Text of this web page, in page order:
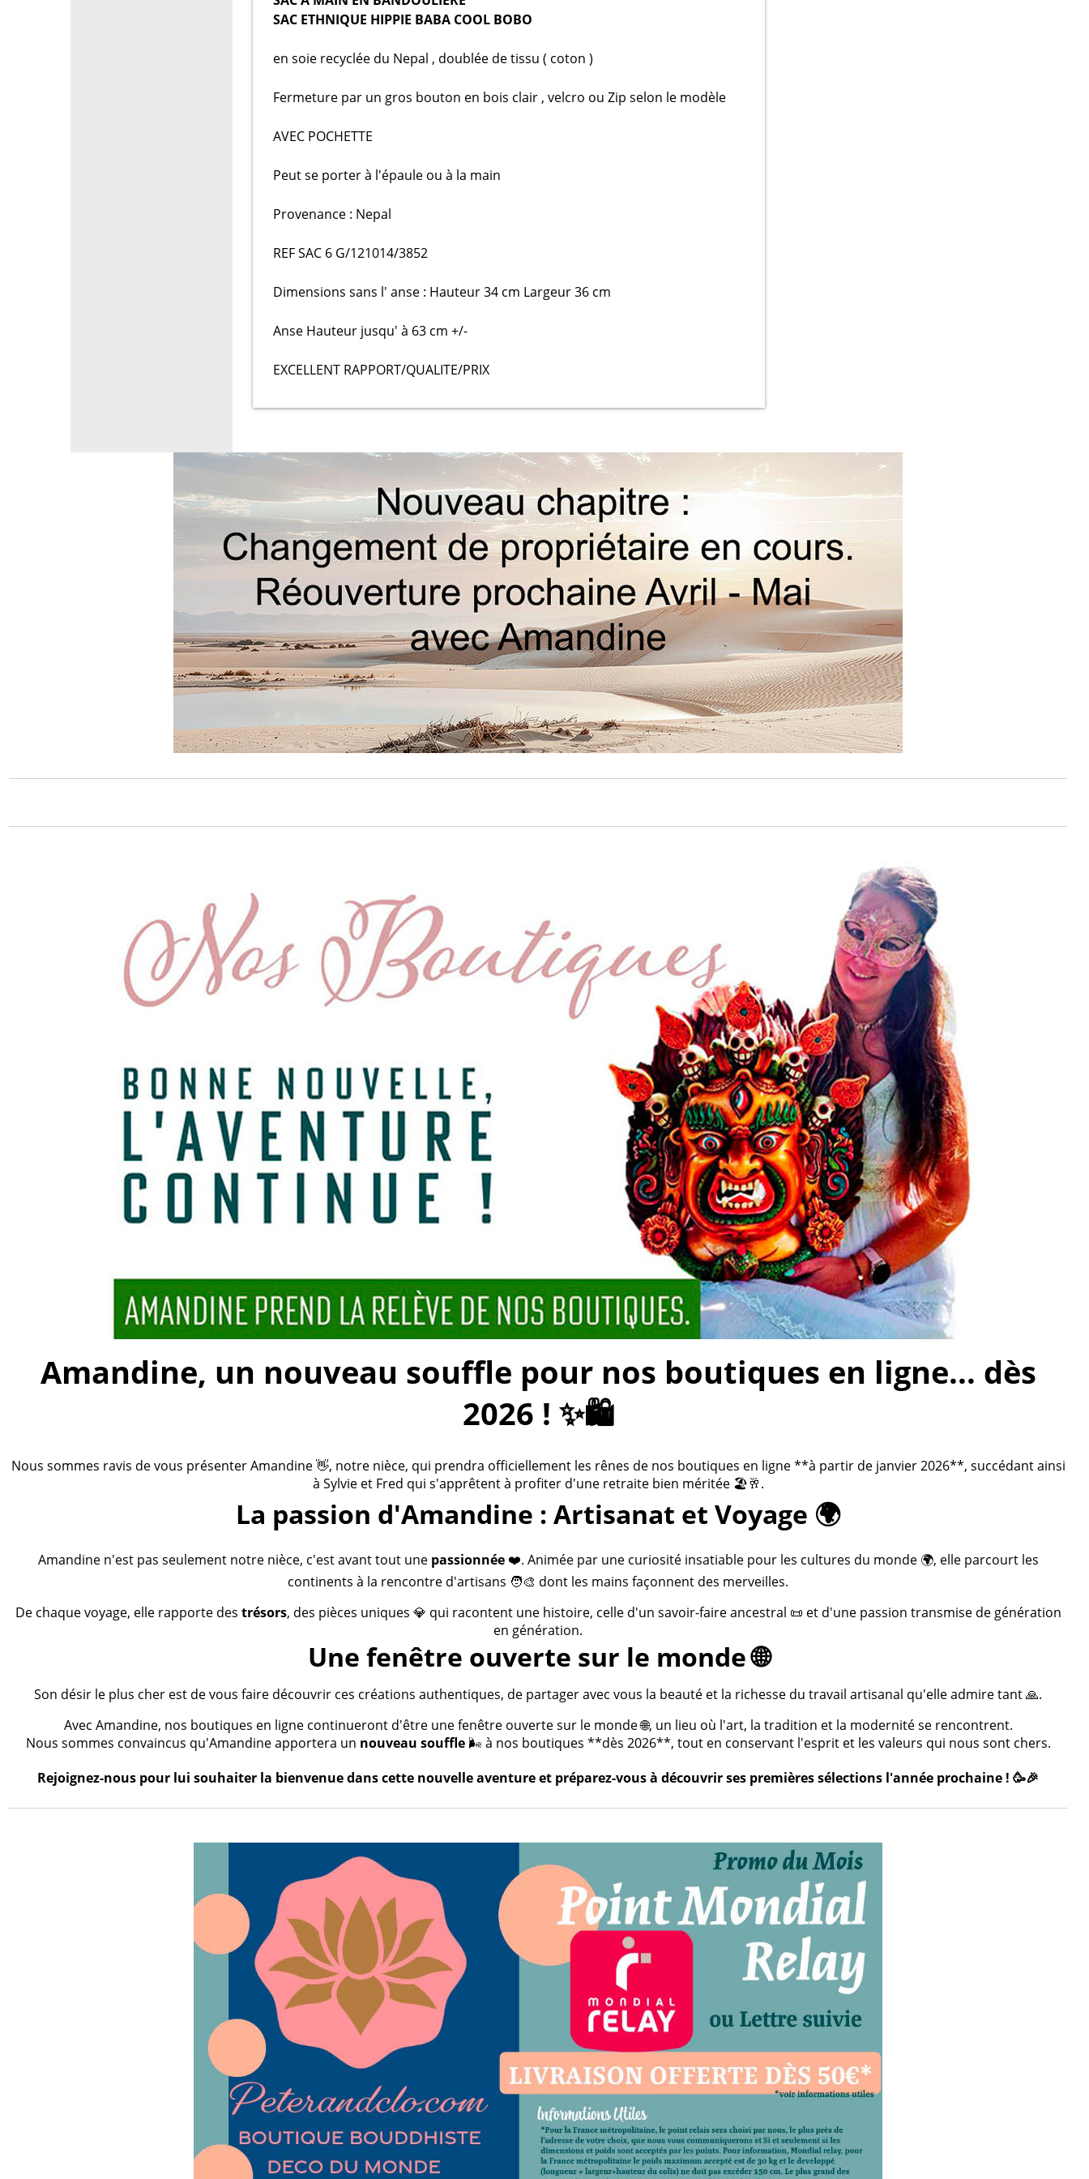
SAC ETHNIQUE HIPPIE BABA COOL BOBO
en soie recyclée du Nepal , doublée de tissu ( coton )
Fermeture par un gros bouton en bois clair , velcro ou Zip selon le modèle
AVEC POCHETTE
Peut se porter à l'épaule ou à la main
Provenance : Nepal
REF SAC 6 G/121014/3852
Dimensions sans l' anse : Hauteur 34 cm Largeur 36 cm
Anse Hauteur jusqu' à 63 cm +/-
EXCELLENT RAPPORT/QUALITE/PRIX
Amandine, un nouveau souffle pour nos boutiques en ligne... dès
2026 ! ✨🛍️
Nous sommes ravis de vous présenter Amandine 👋, notre nièce, qui prendra officiellement les rênes de nos boutiques en ligne **à partir de janvier 2026**, succédant ainsi
à Sylvie et Fred qui s'apprêtent à profiter d'une retraite bien méritée 🏖️🥂.
La passion d'Amandine : Artisanat et Voyage 🌍
Amandine n'est pas seulement notre nièce, c'est avant tout une passionnée❤️. Animée par une curiosité insatiable pour les cultures du monde 🌍, elle parcourt les
continents à la rencontre d'artisans 🧑‍🎨 dont les mains façonnent des merveilles.
De chaque voyage, elle rapporte des trésors, des pièces uniques 💎 qui racontent une histoire, celle d'un savoir-faire ancestral 📜 et d'une passion transmise de génération
en génération.
Une fenêtre ouverte sur le monde 🌐
Son désir le plus cher est de vous faire découvrir ces créations authentiques, de partager avec vous la beauté et la richesse du travail artisanal qu'elle admire tant 🙏.
Avec Amandine, nos boutiques en ligne continueront d'être une fenêtre ouverte sur le monde 🌐, un lieu où l'art, la tradition et la modernité se rencontrent.
Nous sommes convaincus qu'Amandine apportera un nouveau souffle🌬️ à nos boutiques **dès 2026**, tout en conservant l'esprit et les valeurs qui nous sont chers.
Rejoignez-nous pour lui souhaiter la bienvenue dans cette nouvelle aventure et préparez-vous à découvrir ses premières sélections l'année prochaine ! 🥳🎉